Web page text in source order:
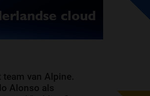
van Alpine.
Alonso als